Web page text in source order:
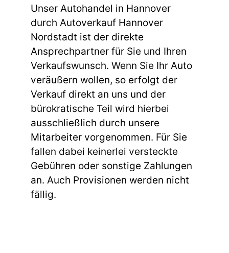
Unser Autohandel in Hannover
durch Autoverkauf Hannover
Nordstadt ist der direkte
Ansprechpartner für Sie und Ihren
Verkaufswunsch. Wenn Sie Ihr Auto
veräußern wollen, so erfolgt der
Verkauf direkt an uns und der
bürokratische Teil wird hierbei
ausschließlich durch unsere
Mitarbeiter vorgenommen. Für Sie
fallen dabei keinerlei versteckte
Gebühren oder sonstige Zahlungen
an. Auch Provisionen werden nicht
fällig.